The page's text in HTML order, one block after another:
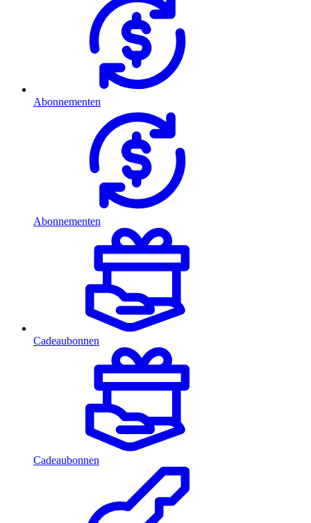
Abonnementen
Abonnementen
Cadeaubonnen
Cadeaubonnen